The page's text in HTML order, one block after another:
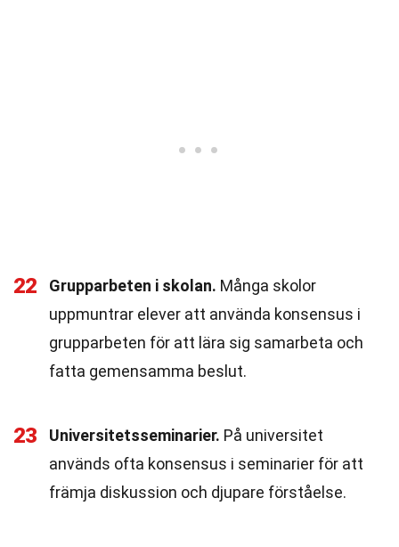
22 Grupparbeten i skolan. Många skolor
uppmuntrar elever att använda konsensus i
grupparbeten för att lära sig samarbeta och
fatta gemensamma beslut.
23 Universitetsseminarier. På universitet
används ofta konsensus i seminarier för att
främja diskussion och djupare förståelse.